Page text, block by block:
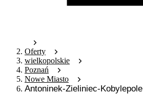
Oferty
wielkopolskie
Poznań
Nowe Miasto
Antoninek-Zieliniec-Kobylepole